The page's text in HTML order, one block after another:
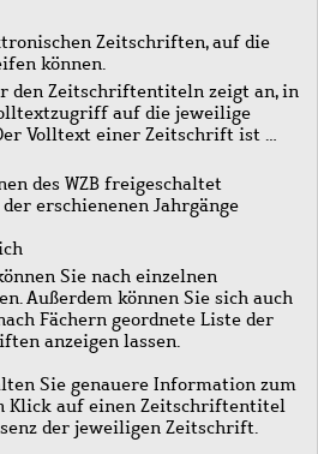
Zeitschriften, auf die
können.
den Zeitschriftentiteln zeigt an, in
auf die jeweilige
Volltext einer Zeitschrift ist …
des WZB freigeschaltet
erschienenen Jahrgänge
Sie nach einzelnen
Außerdem können Sie sich auch
Fächern geordnete Liste der
anzeigen lassen.
Sie genauere Information zum
Klick auf einen Zeitschriftentitel
der jeweiligen Zeitschrift.